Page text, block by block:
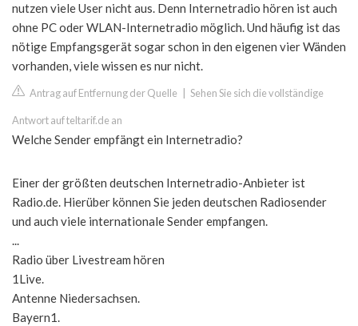
nutzen viele User nicht aus. Denn Internetradio hören ist auch
ohne PC oder WLAN-Internetradio möglich. Und häufig ist das
nötige Empfangsgerät sogar schon in den eigenen vier Wänden
vorhanden, viele wissen es nur nicht.
Antrag auf Entfernung der Quelle Sehen Sie sich die vollständige
Antwort auf teltarif.de an
Welche Sender empfängt ein Internetradio?
Einer der größten deutschen Internetradio-Anbieter ist
Radio.de. Hierüber können Sie jeden deutschen Radiosender
und auch viele internationale Sender empfangen.
...
Radio über Livestream hören
1Live.
Antenne Niedersachsen.
Bayern1.